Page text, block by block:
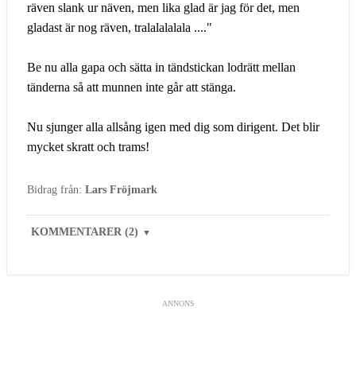
räven slank ur näven, men lika glad är jag för det, men
gladast är nog räven, tralalalalala ...."
Be nu alla gapa och sätta in tändstickan lodrätt mellan
tänderna så att munnen inte går att stänga.
Nu sjunger alla allsång igen med dig som dirigent. Det blir
mycket skratt och trams!
Bidrag från: Lars Fröjmark
KOMMENTARER (2) ▼
ANNONS